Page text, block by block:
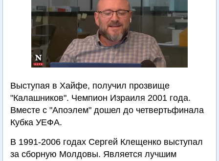
Выступая в Хайфе, получил прозвище
"Калашников". Чемпион Израиля 2001 года.
Вместе с "Апоэлем" дошел до четвертьфинала
Кубка УЕФА.
В 1991-2006 годах Сергей Клещенко выступал
за сборную Молдовы. Является лучшим